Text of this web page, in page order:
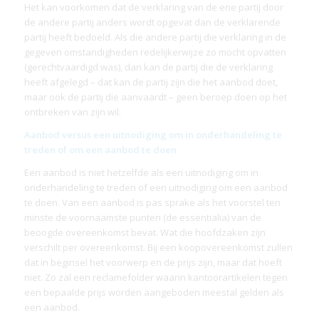
Het kan voorkomen dat de verklaring van de ene partij door
de andere partij anders wordt opgevat dan de verklarende
partij heeft bedoeld. Als die andere partij die verklaring in de
gegeven omstandigheden redelijkerwijze zo mocht opvatten
(gerechtvaardigd was), dan kan de partij die de verklaring
heeft afgelegd – dat kan de partij zijn die het aanbod doet,
maar ook de partij die aanvaardt – geen beroep doen op het
ontbreken van zijn wil.
Aanbod versus een uitnodiging om in onderhandeling te
treden of om een aanbod te doen
Een aanbod is niet hetzelfde als een uitnodiging om in
onderhandeling te treden of een uitnodiging om een aanbod
te doen. Van een aanbod is pas sprake als het voorstel ten
minste de voornaamste punten (de essentialia) van de
beoogde overeenkomst bevat. Wat die hoofdzaken zijn
verschilt per overeenkomst. Bij een koopovereenkomst zullen
dat in beginsel het voorwerp en de prijs zijn, maar dat hoeft
niet. Zo zal een reclamefolder waarin kantoorartikelen tegen
een bepaalde prijs worden aangeboden meestal gelden als
een aanbod.